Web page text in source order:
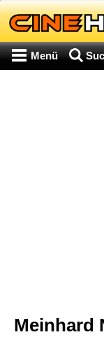
Menü
Meinhard